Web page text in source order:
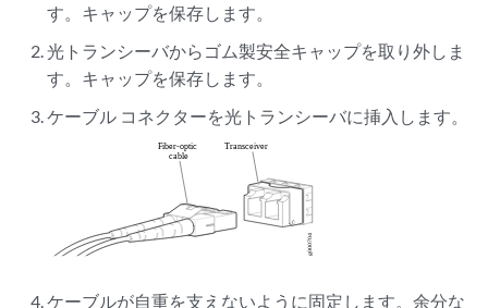
す。キャップを保存します。
光トランシーバからゴム製安全キャップを取り外しま
す。キャップを保存します。
ケーブル コネクターを光トランシーバに挿入します。
ケーブルが自重を支えないように固定します。余分な